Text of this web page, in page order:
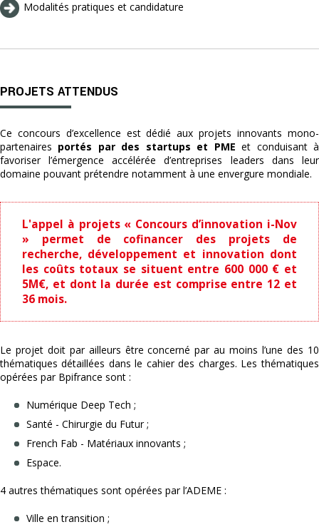
Modalités pratiques et candidature
PROJETS ATTENDUS
Ce concours d’excellence est dédié aux projets innovants mono-
partenaires portés par des startups et PME et conduisant à
favoriser l’émergence accélérée d’entreprises leaders dans leur
domaine pouvant prétendre notamment à une envergure mondiale.
L'appel à projets « Concours d’innovation i-Nov
» permet de cofinancer des projets de
recherche, développement et innovation dont
les coûts totaux se situent entre 600 000 € et
5M€, et dont la durée est comprise entre 12 et
36 mois.
Le projet doit par ailleurs être concerné par au moins l’une des 10
thématiques détaillées dans le cahier des charges. Les thématiques
opérées par Bpifrance sont :
Numérique Deep Tech ;
Santé - Chirurgie du Futur ;
French Fab - Matériaux innovants ;
Espace.
4 autres thématiques sont opérées par l’ADEME :
Ville en transition ;